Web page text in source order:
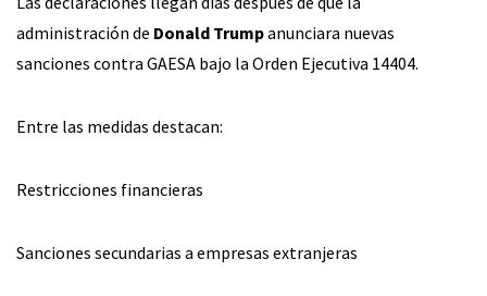
administración de Donald Trumpanunciara nuevas
sanciones contra GAESA bajo la Orden Ejecutiva 14404.
Entre las medidas destacan:
Restricciones financieras
Sanciones secundarias a empresas extranjeras